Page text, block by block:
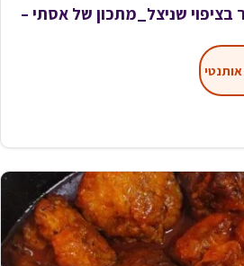
שניצל_מתכון של אסתי –